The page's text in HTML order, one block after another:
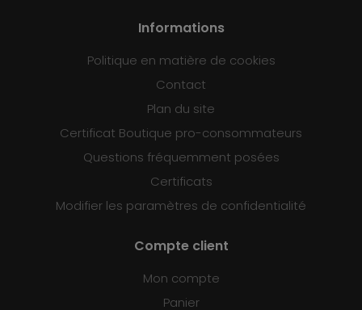
Informations
Politique en matière de cookies
Contact
Plan du site
Certificat Boutique pro-consommateurs
Questions fréquemment posées
Certificats
Modifier les paramètres de confidentialité
Compte client
Mon compte
Panier